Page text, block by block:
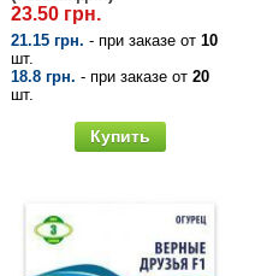
23.50 грн.
21.15 грн. - при заказе от 10
шт.
18.8 грн. - при заказе от 20
шт.
Купить
«Чистый